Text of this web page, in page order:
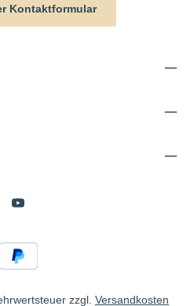
Kontaktformular
zzgl. Versandkosten